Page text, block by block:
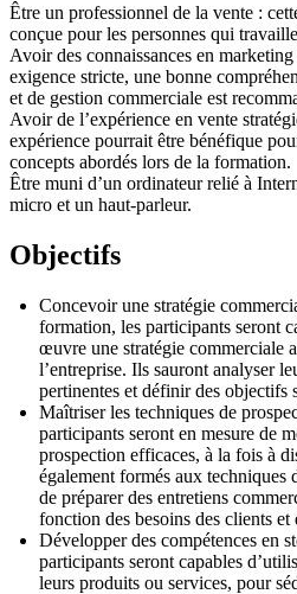
Être un professionnel de la vente :
conçue pour les personnes qui
Avoir des connaissances en
exigence stricte, une bonne
et de gestion commerciale est
Avoir de l’expérience en vente
expérience pourrait être bénéfique
concepts abordés lors de la formation.
Être muni d’un ordinateur relié à
micro et un haut-parleur.
Objectifs
Concevoir une stratégie
formation, les participants seront
œuvre une stratégie commerciale
l’entreprise. Ils sauront analyser
pertinentes et définir des objectifs
Maîtriser les techniques de
participants seront en mesure de
prospection efficaces, à la fois à
également formés aux techniques
de préparer des entretiens
fonction des besoins des clients
Développer des compétences en
participants seront capables
leurs produits ou services, pour